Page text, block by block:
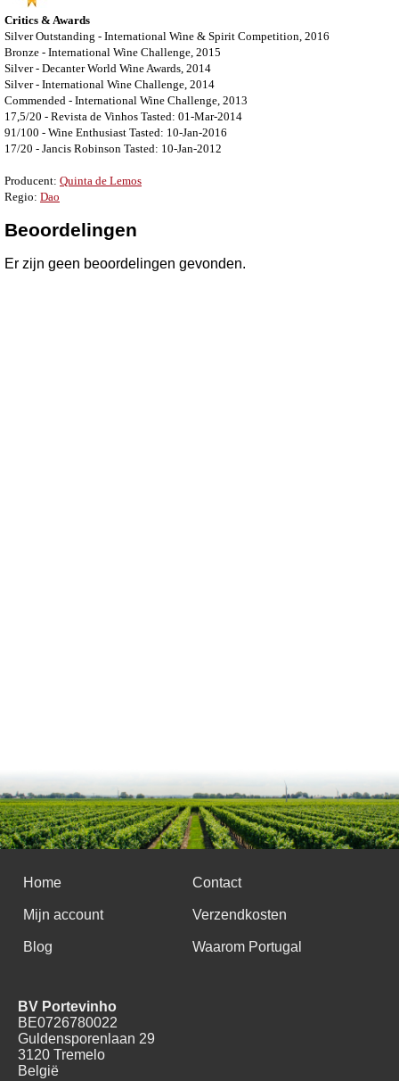
Critics & Awards
Silver Outstanding - International Wine & Spirit Competition, 2016
Bronze - International Wine Challenge, 2015
Silver - Decanter World Wine Awards, 2014
Silver - International Wine Challenge, 2014
Commended - International Wine Challenge, 2013
17,5/20 - Revista de Vinhos Tasted: 01-Mar-2014
91/100 - Wine Enthusiast Tasted: 10-Jan-2016
17/20 - Jancis Robinson Tasted: 10-Jan-2012
Producent: Quinta de Lemos
Regio: Dao
Beoordelingen
Er zijn geen beoordelingen gevonden.
Home Contact
Mijn account Verzendkosten
Blog Waarom Portugal
BV Portevinho
BE0726780022
Guldensporenlaan 29
3120 Tremelo
België